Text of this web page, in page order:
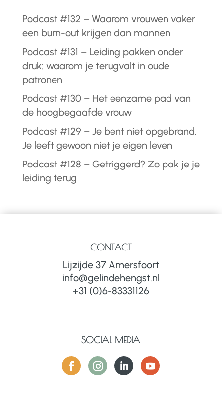
Podcast #132 – Waarom vrouwen vaker
een burn-out krijgen dan mannen
Podcast #131 – Leiding pakken onder
druk: waarom je terugvalt in oude
patronen
Podcast #130 – Het eenzame pad van
de hoogbegaafde vrouw
Podcast #129 – Je bent niet opgebrand.
Je leeft gewoon niet je eigen leven
Podcast #128 – Getriggerd? Zo pak je je
leiding terug
CONTACT
Lijzijde 37 Amersfoort
info@gelindehengst.nl
+31 (0)6-83331126
SOCIAL MEDIA